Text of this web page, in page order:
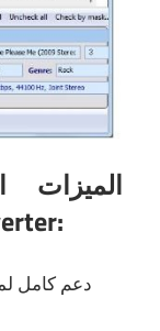
الميزات
دعم كامل